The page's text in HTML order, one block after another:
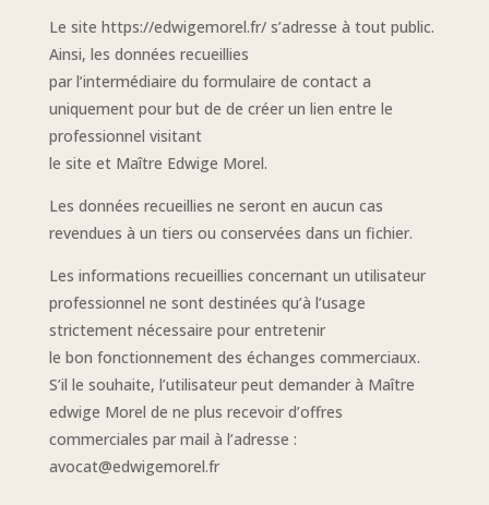
Le site https://edwigemorel.fr/ s’adresse à tout public.
Ainsi, les données recueillies
par l’intermédiaire du formulaire de contact a
uniquement pour but de de créer un lien entre le
professionnel visitant
le site et Maître Edwige Morel.
Les données recueillies ne seront en aucun cas
revendues à un tiers ou conservées dans un fichier.
Les informations recueillies concernant un utilisateur
professionnel ne sont destinées qu’à l’usage
strictement nécessaire pour entretenir
le bon fonctionnement des échanges commerciaux.
S’il le souhaite, l’utilisateur peut demander à Maître
edwige Morel de ne plus recevoir d’offres
commerciales par mail à l’adresse :
avocat@edwigemorel.fr